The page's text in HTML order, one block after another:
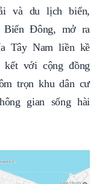
và du lịch biển,
Biển Đông, mở ra
Tây Nam liền kề
với cộng đồng
trọn khu dân cư
gian sống hài